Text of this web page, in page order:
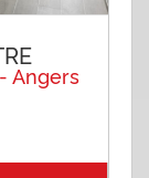
Angers